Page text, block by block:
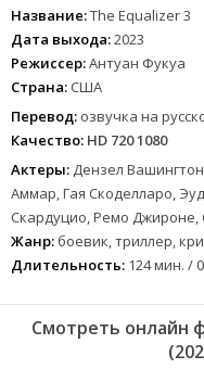
Название:The Equalizer 3
Дата выхода:2023
Режиссер:Антуан Фукуа
Страна: США
Перевод: озвучка на
Качество: HD 720 1080
Актеры: Дензел
Аммар, Гая Скоделларо,
Скардуцио, Ремо Джироне,
Жанр: боевик, триллер,
Длительность: 124 мин. /
Смотреть онлайн